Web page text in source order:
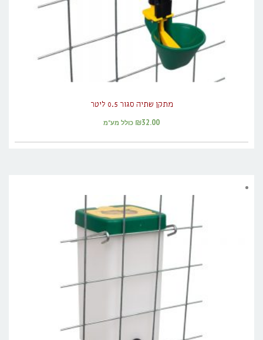
מתקן שתיה סגור 0.5 ליטר
₪32.00 כולל מע"מ